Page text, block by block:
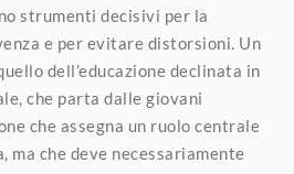
strumenti decisivi per la
e per evitare distorsioni. Un
dell’educazione declinata in
che parta dalle giovani
che assegna un ruolo centrale
ma che deve necessariamente